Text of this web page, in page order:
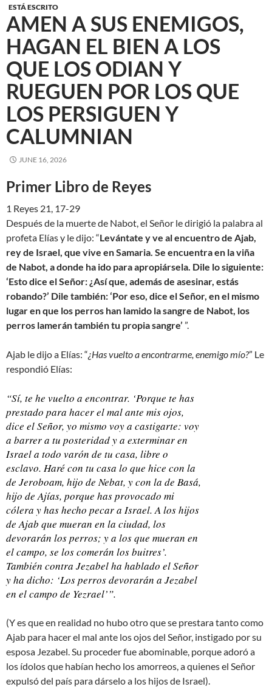
ESTÁ ESCRITO
AMEN A SUS ENEMIGOS,
HAGAN EL BIEN A LOS
QUE LOS ODIAN Y
RUEGUEN POR LOS QUE
LOS PERSIGUEN Y
CALUMNIAN
JUNE 16, 2026
Primer Libro de Reyes
1 Reyes 21, 17-29
Después de la muerte de Nabot, el Señor le dirigió la palabra al
profeta Elías y le dijo: “Levántate y ve al encuentro de Ajab,
rey de Israel, que vive en Samaria. Se encuentra en la viña
de Nabot, a donde ha ido para apropiársela. Dile lo siguiente:
‘Esto dice el Señor: ¿Así que, además de asesinar, estás
robando?’ Dile también: ‘Por eso, dice el Señor, en el mismo
lugar en que los perros han lamido la sangre de Nabot, los
perros lamerán también tu propia sangre’ ”.
Ajab le dijo a Elías: “¿Has vuelto a encontrarme, enemigo mío?” Le
respondió Elías:
“Sí, te he vuelto a encontrar. ‘Porque te has
prestado para hacer el mal ante mis ojos,
dice el Señor, yo mismo voy a castigarte: voy
a barrer a tu posteridad y a exterminar en
Israel a todo varón de tu casa, libre o
esclavo. Haré con tu casa lo que hice con la
de Jeroboam, hijo de Nebat, y con la de Basá,
hijo de Ajías, porque has provocado mi
cólera y has hecho pecar a Israel. A los hijos
de Ajab que mueran en la ciudad, los
devorarán los perros; y a los que mueran en
el campo, se los comerán los buitres’.
También contra Jezabel ha hablado el Señor
y ha dicho: ‘Los perros devorarán a Jezabel
en el campo de Yezrael’”.
(Y es que en realidad no hubo otro que se prestara tanto como
Ajab para hacer el mal ante los ojos del Señor, instigado por su
esposa Jezabel. Su proceder fue abominable, porque adoró a
los ídolos que habían hecho los amorreos, a quienes el Señor
expulsó del país para dárselo a los hijos de Israel).